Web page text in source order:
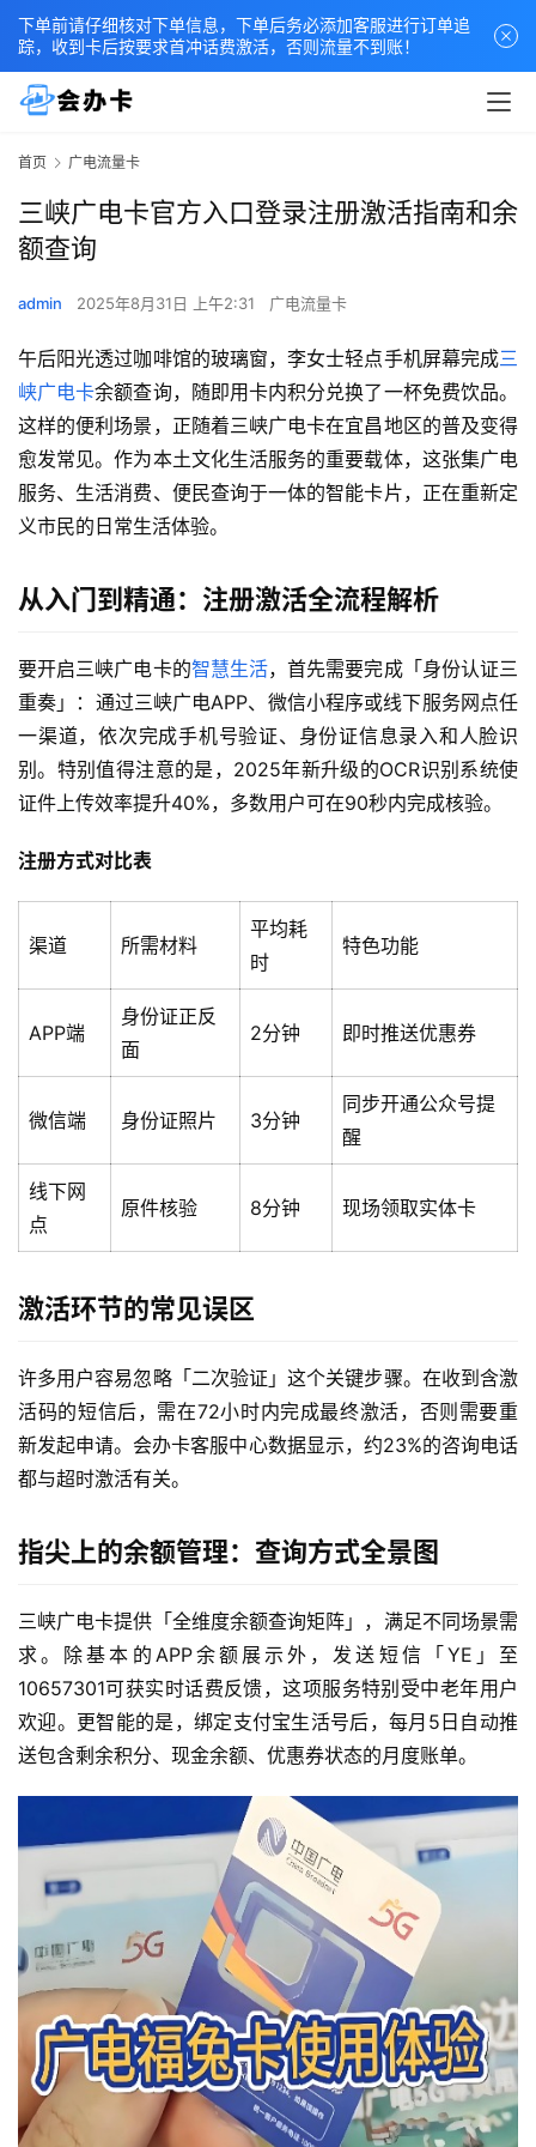
首页 广电流量卡
三峡广电卡官方入口登录注册激活指南和余
额查询
admin 2025年8月31日 上午2:31 广电流量卡
午后阳光透过咖啡馆的玻璃窗，李女士轻点手机屏幕完成三
峡广电卡余额查询，随即用卡内积分兑换了一杯免费饮品。
这样的便利场景，正随着三峡广电卡在宜昌地区的普及变得
愈发常见。作为本土文化生活服务的重要载体，这张集广电
服务、生活消费、便民查询于一体的智能卡片，正在重新定
义市民的日常生活体验。
从入门到精通：注册激活全流程解析
要开启三峡广电卡的智慧生活，首先需要完成「身份认证三
重奏」：通过三峡广电APP、微信小程序或线下服务网点任
一渠道，依次完成手机号验证、身份证信息录入和人脸识
别。特别值得注意的是，2025年新升级的OCR识别系统使
证件上传效率提升40%，多数用户可在90秒内完成核验。
注册方式对比表
渠道 所需材料
平均耗
时
特色功能
APP端
身份证正反
面
2分钟 即时推送优惠券
微信端 身份证照片 3分钟
同步开通公众号提
醒
线下网
点
原件核验 8分钟 现场领取实体卡
激活环节的常见误区
许多用户容易忽略「二次验证」这个关键步骤。在收到含激
活码的短信后，需在72小时内完成最终激活，否则需要重
新发起申请。会办卡客服中心数据显示，约23%的咨询电话
都与超时激活有关。
指尖上的余额管理：查询方式全景图
三峡广电卡提供「全维度余额查询矩阵」，满足不同场景需
求。除基本的APP余额展示外，发送短信「YE」至
10657301可获实时话费反馈，这项服务特别受中老年用户
欢迎。更智能的是，绑定支付宝生活号后，每月5日自动推
送包含剩余积分、现金余额、优惠券状态的月度账单。
下单前请仔细核对下单信息，下单后务必添加客服进行订单追
踪，收到卡后按要求首冲话费激活，否则流量不到账！